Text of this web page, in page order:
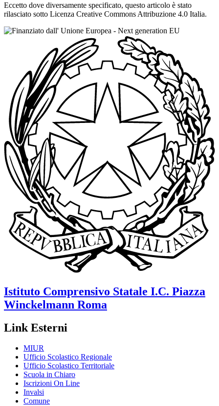
Eccetto dove diversamente specificato, questo articolo è stato
rilasciato sotto Licenza Creative Commons Attribuzione 4.0 Italia.
Istituto Comprensivo Statale I.C. Piazza
Winckelmann Roma
Link Esterni
MIUR
Ufficio Scolastico Regionale
Ufficio Scolastico Territoriale
Scuola in Chiaro
Iscrizioni On Line
Invalsi
Comune